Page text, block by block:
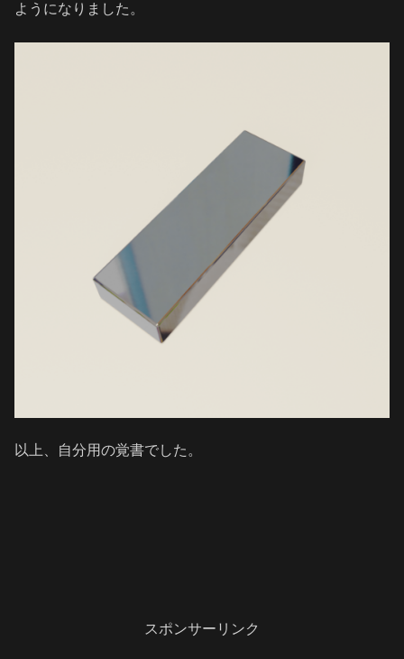
ようになりました。
以上、自分用の覚書でした。
スポンサーリンク